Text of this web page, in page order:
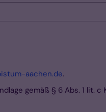
aachen.de.
gemäß § 6 Abs. 1 lit. c